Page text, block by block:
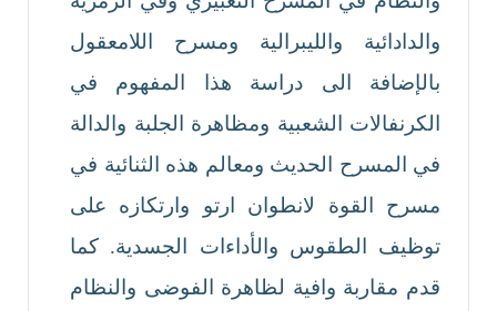
والدادائية والليبرالية ومسرح اللامعقول
بالإضافة الى دراسة هذا المفهوم في
الكرنفالات الشعبية ومظاهرة الجلبة والدالة
في المسرح الحديث ومعالم هذه الثنائية في
مسرح القوة لانطوان ارتو وارتكازه على
توظيف الطقوس والأداءات الجسدية. كما
قدم مقاربة وافية لظاهرة الفوضى والنظام